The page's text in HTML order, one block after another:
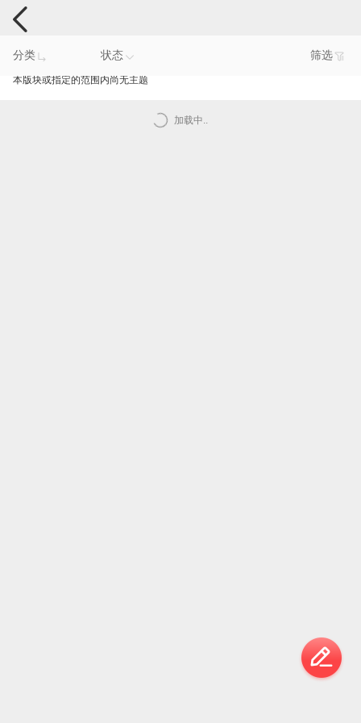
智能产品反馈
分类 状态 筛选
本版块或指定的范围内尚无主题
加载中..